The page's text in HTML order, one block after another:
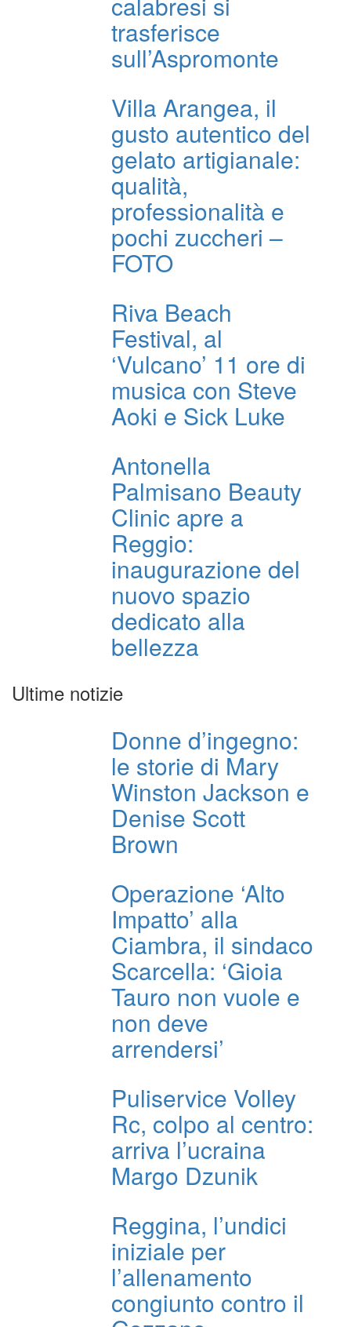
trasferisce
sull’Aspromonte
Villa Arangea, il
gusto autentico del
gelato artigianale:
qualità,
professionalità e
pochi zuccheri –
FOTO
Riva Beach
Festival, al
‘Vulcano’ 11 ore di
musica con Steve
Aoki e Sick Luke
Antonella
Palmisano Beauty
Clinic apre a
Reggio:
inaugurazione del
nuovo spazio
dedicato alla
bellezza
Ultime notizie
Donne d’ingegno:
le storie di Mary
Winston Jackson e
Denise Scott
Brown
Operazione ‘Alto
Impatto’ alla
Ciambra, il sindaco
Scarcella: ‘Gioia
Tauro non vuole e
non deve
arrendersi’
Puliservice Volley
Rc, colpo al centro:
arriva l’ucraina
Margo Dzunik
Reggina, l’undici
iniziale per
l’allenamento
congiunto contro il